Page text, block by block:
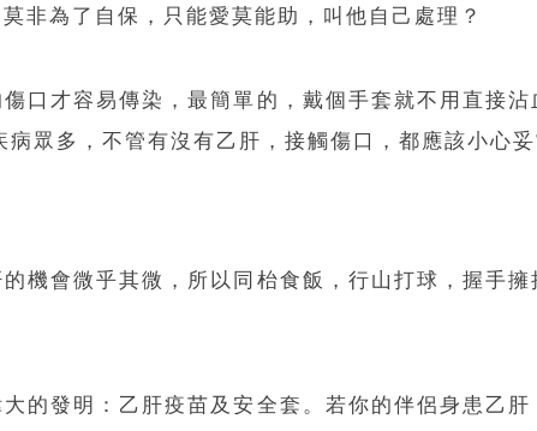
非為了自保，只能愛莫能助，叫他自己處理？
口才容易傳染，最簡單的，戴個手套就不用直接
病眾多，不管有沒有乙肝，接觸傷口，都應該小心
機會微乎其微，所以同枱食飯，行山打球，握手
的發明：乙肝疫苗及安全套。若你的伴侶身患乙